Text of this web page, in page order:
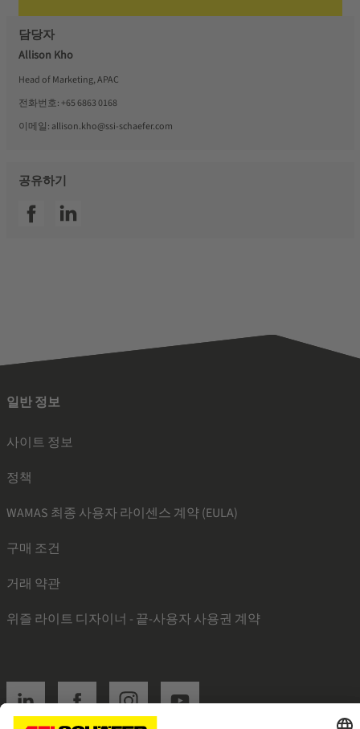
담당자
Allison Kho
Head of Marketing, APAC
전화번호: +65 6863 0168
이메일: allison.kho@ssi-schaefer.com
공유하기
SSI facebookSSI linkedin
일반 정보
사이트 정보
정책
WAMAS 최종 사용자 라이센스 계약 (EULA)
구매 조건
거래 약관
위즐 라이트 디자이너 - 끝-사용자 사용권 계약